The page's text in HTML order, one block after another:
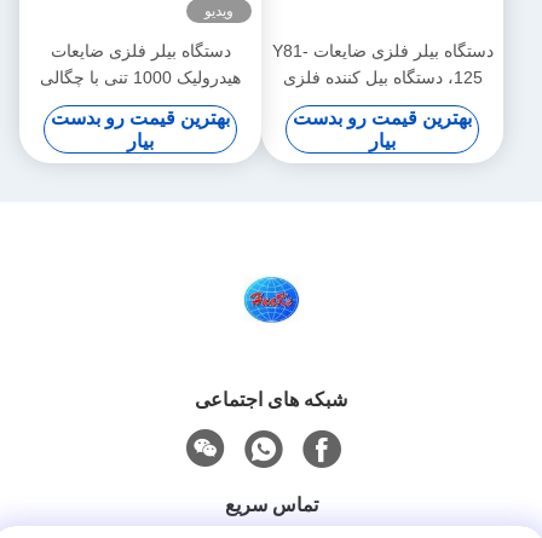
دستگاه بیلر فلزی ضایعات Y81-
125، دستگاه بیل کننده فلزی
هیدرولیک کوچک
بهترین قیمت رو بدست
بیار
ویدیو
دستگاه بیلر فلزی ضایعات
هیدرولیک 1000 تنی با چگالی
بالا
بهترین قیمت رو بدست
بیار
شبکه های اجتماعی
تماس سریع